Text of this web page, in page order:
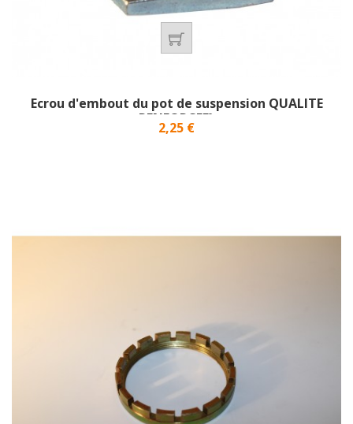
Ecrou d'embout du pot de suspension QUALITE
RENFORCEE}
Prix
2,25 €